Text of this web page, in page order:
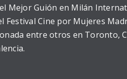
Mejor Guión en Milán
Festival Cine por Mujeres
entre otros en Toronto,